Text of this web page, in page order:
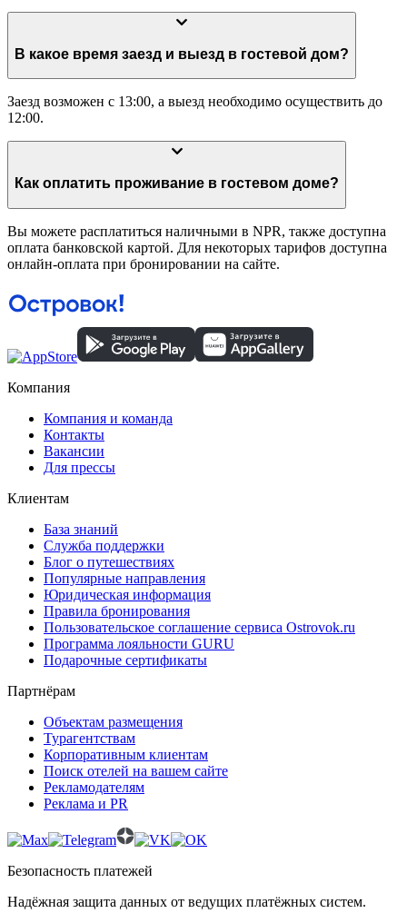
В какое время заезд и выезд в гостевой дом?
Заезд возможен с 13:00, а выезд необходимо осуществить до
12:00.
Как оплатить проживание в гостевом доме?
Вы можете расплатиться наличными в NPR, также доступна
оплата банковской картой. Для некоторых тарифов доступна
онлайн-оплата при бронировании на сайте.
Компания
Компания и команда
Контакты
Вакансии
Для прессы
Клиентам
База знаний
Служба поддержки
Блог о путешествиях
Популярные направления
Юридическая информация
Правила бронирования
Пользовательское соглашение сервиса Ostrovok.ru
Программа лояльности GURU
Подарочные сертификаты
Партнёрам
Объектам размещения
Турагентствам
Корпоративным клиентам
Поиск отелей на вашем сайте
Рекламодателям
Реклама и PR
Безопасность платежей
Надёжная защита данных от ведущих платёжных систем.